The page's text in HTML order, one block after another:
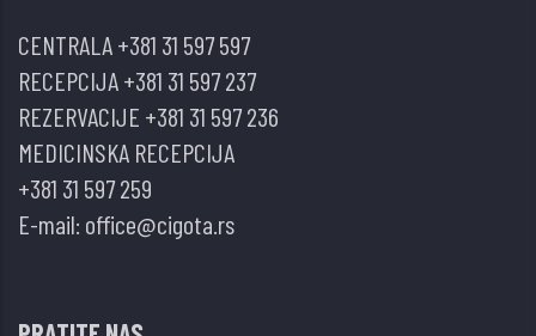
CENTRALA+381 31 597 597
RECEPCIJA+381 31 597 237
REZERVACIJE +381 31 597 236
MEDICINSKA RECEPCIJA
+381 31 597 259
E-mail: office@cigota.rs